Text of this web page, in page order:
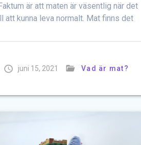
är att maten är väsentlig när det
att kunna leva normalt. Mat finns det
juni 15, 2021 Vad är mat?